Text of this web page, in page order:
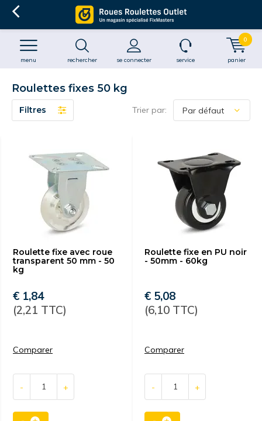
rechercher se connecter
menu service panier
0
Roulettes fixes 50 kg
Filtres Trier par:
Roulette fixe avec roue
transparent 50 mm - 50
kg
€ 1,84
(2,21 TTC)
Comparer
- +
Roulette fixe en PU noir
- 50mm - 60kg
€ 5,08
(6,10 TTC)
Comparer
- +